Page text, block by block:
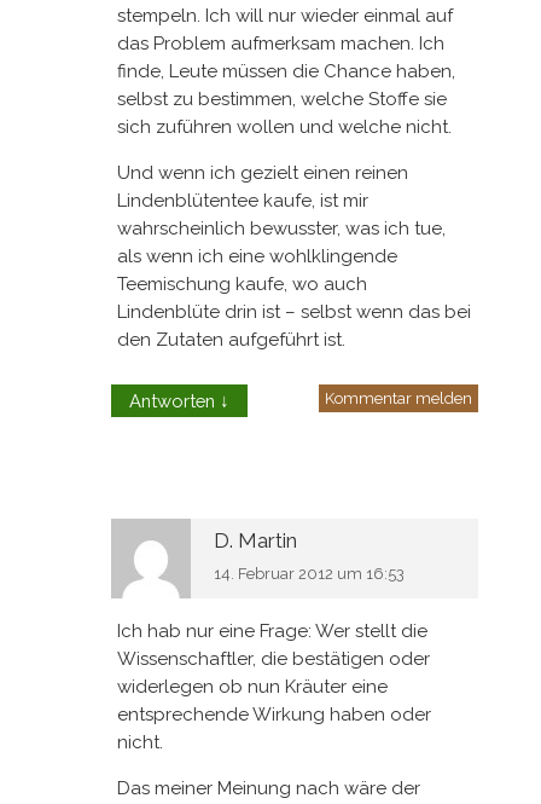
stempeln. Ich will nur wieder einmal auf
das Problem aufmerksam machen. Ich
finde, Leute müssen die Chance haben,
selbst zu bestimmen, welche Stoffe sie
sich zuführen wollen und welche nicht.
Und wenn ich gezielt einen reinen
Lindenblütentee kaufe, ist mir
wahrscheinlich bewusster, was ich tue,
als wenn ich eine wohlklingende
Teemischung kaufe, wo auch
Lindenblüte drin ist – selbst wenn das bei
den Zutaten aufgeführt ist.
Antworten ↓ Kommentar melden
D. Martin
14. Februar 2012 um 16:53
Ich hab nur eine Frage: Wer stellt die
Wissenschaftler, die bestätigen oder
widerlegen ob nun Kräuter eine
entsprechende Wirkung haben oder
nicht.
Das meiner Meinung nach wäre der